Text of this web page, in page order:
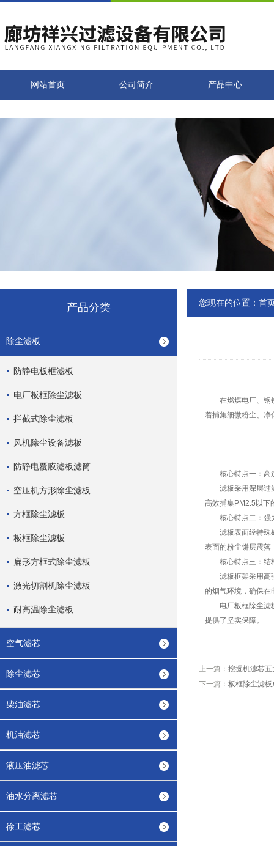
网站首页 公司简介 产品中心
产品分类
除尘滤板
防静电板框滤板
电厂板框除尘滤板
拦截式除尘滤板
风机除尘设备滤板
防静电覆膜滤板滤筒
空压机方形除尘滤板
方框除尘滤板
板框除尘滤板
扁形方框式除尘滤板
激光切割机除尘滤板
耐高温除尘滤板
空气滤芯
除尘滤芯
柴油滤芯
机油滤芯
液压油滤芯
油水分离滤芯
徐工滤芯
您现在的位置： 首
在燃煤电厂、钢铁
着捕集细微粉尘、净
核心特点一：高
滤板采用深层过滤
高效捕集PM2.5以下
核心特点二：强
滤板表面经特殊处
表面的粉尘饼层震落
核心特点三：结
滤板框架采用高强
的烟气环境，确保在
电厂板框除尘滤板
提供了坚实保障。
上一篇： 挖掘机滤芯
下一篇： 板框除尘滤